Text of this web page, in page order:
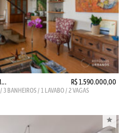
R$ 1.590.000,00
3 BANHEIROS / 1 LAVABO / 2 VAGAS